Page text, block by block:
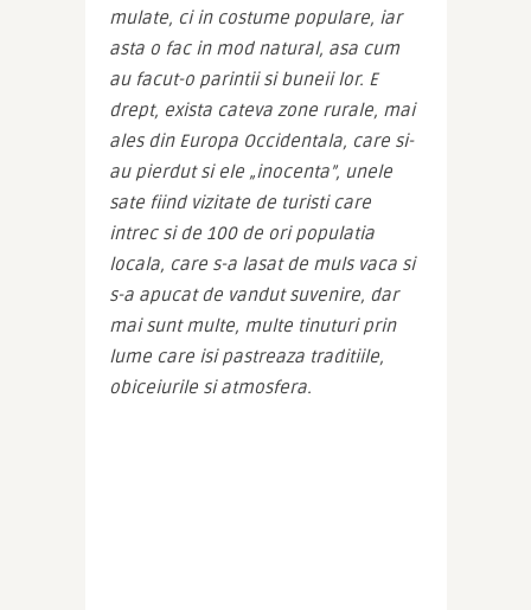
mulate, ci in costume populare, iar
asta o fac in mod natural, asa cum
au facut-o parintii si buneii lor. E
drept, exista cateva zone rurale, mai
ales din Europa Occidentala, care si-
au pierdut si ele „inocenta”, unele
sate fiind vizitate de turisti care
intrec si de 100 de ori populatia
locala, care s-a lasat de muls vaca si
s-a apucat de vandut suvenire, dar
mai sunt multe, multe tinuturi prin
lume care isi pastreaza traditiile,
obiceiurile si atmosfera.